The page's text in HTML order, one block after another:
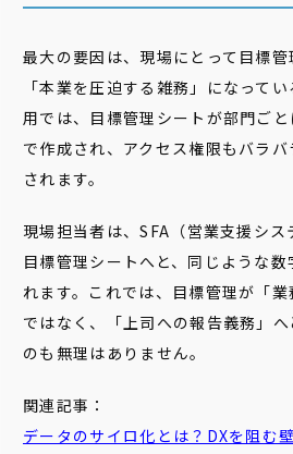
最大の要因は、現場にとって目標
「本業を圧迫する雑務」になって
用では、目標管理シートが部門ご
で作成され、アクセス権限もバラ
されます。
現場担当者は、SFA（営業支援シ
目標管理シートへと、同じような
れます。これでは、目標管理が「業
ではなく、「上司への報告義務」
のも無理はありません。
関連記事：
データのサイロ化とは？DXを阻む